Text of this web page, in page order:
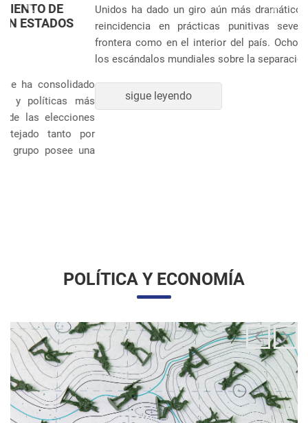
Unidos ha dado un giro aún más dramático tras revelarse la
reincidencia en prácticas punitivas severas, tanto en la
frontera como en el interior del país. Ocho años después de
los escándalos mundiales sobre la separación sistem�...
sigue leyendo